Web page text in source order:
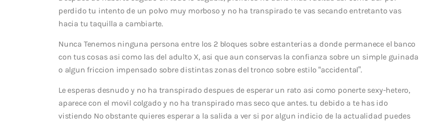
perdido tu intento de un polvo muy morboso y no ha transpirado te vas secando entretanto vas
hacia tu taquilla a cambiarte.
Nunca Tenemos ninguna persona entre los 2 bloques sobre estanterias a donde permanece el banco
con tus cosas asi­ como las del adulto X, asi que aun conservas la confianza sobre un simple guinada
o algun friccion impensado sobre distintas zonas del tronco sobre estilo “accidental”.
Le esperas desnudo y no ha transpirado despues de esperar un rato asi­ como ponerte sexy-hetero,
aparece con el movil colgado y no ha transpirado mas seco que antes. tu debido a te has ido
vistiendo No obstante quieres esperar a la salida a ver si por algun indicio de la actualidad puedes